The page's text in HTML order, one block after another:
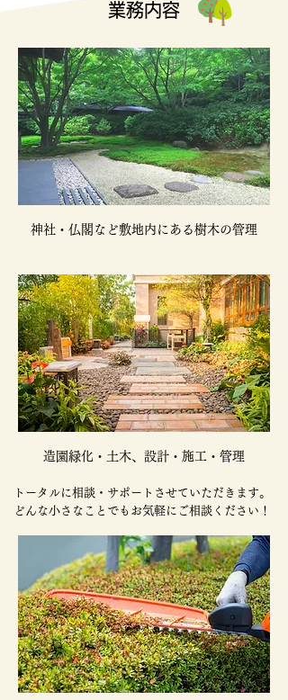
​業務内容
神社・仏閣など敷地内にある樹木の管理
造園緑化・土木、設計・施工・管理
トータルに相談・サポートさせていただきます。
どんな小さなことでもお気軽にご相談ください！